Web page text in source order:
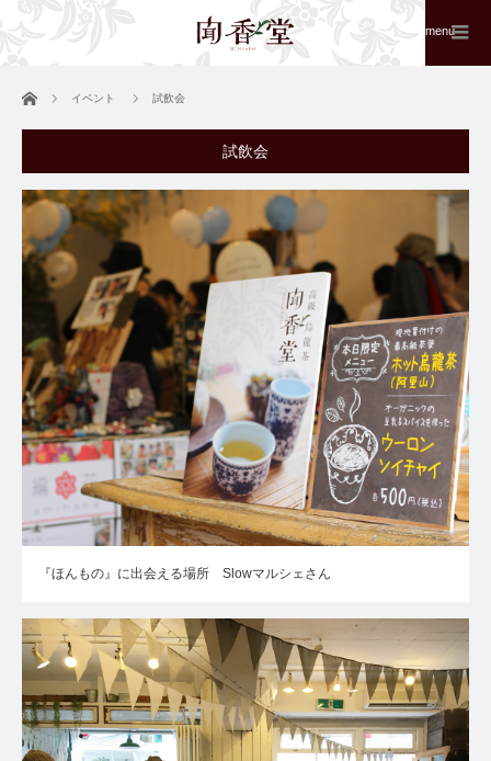
menu
ホーム イベント 試飲会
試飲会
『ほんもの』に出会える場所 Slowマルシェさん